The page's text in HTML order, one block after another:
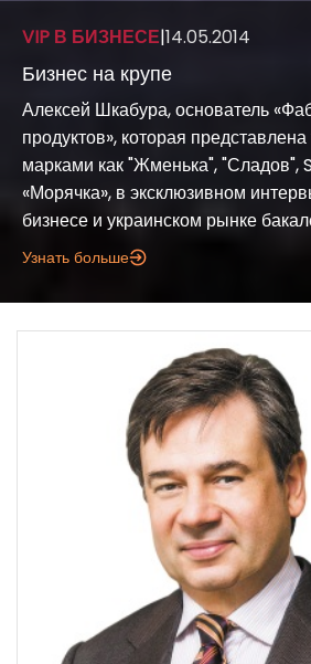
VIP В БИЗНЕСЕ|14.05.2014
Бизнес на крупе
Алексей Шкабура, основатель
продуктов», которая
марками как "Жменька", "Сладов",
«Морячка», в эксклюзивном
бизнесе и украинском рынке
Узнать больше